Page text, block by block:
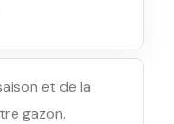
et de la
gazon.